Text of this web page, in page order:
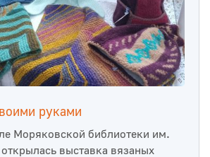
руками
Моряковской библиотеки им.
выставка вязаных